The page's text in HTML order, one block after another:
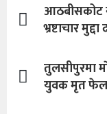
आठबीसकोट
भ्रष्टाचार
तुलसीपुरमा
युवक मृत